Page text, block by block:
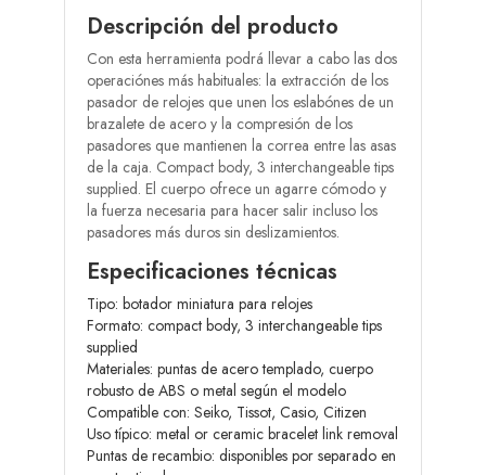
Descripción del producto
Con esta herramienta podrá llevar a cabo las dos
operaciónes más habituales: la extracción de los
pasador de relojes que unen los eslabónes de un
brazalete de acero y la compresión de los
pasadores que mantienen la correa entre las asas
de la caja. Compact body, 3 interchangeable tips
supplied. El cuerpo ofrece un agarre cómodo y
la fuerza necesaria para hacer salir incluso los
pasadores más duros sin deslizamientos.
Especificaciones técnicas
Tipo: botador miniatura para relojes
Formato: compact body, 3 interchangeable tips
supplied
Materiales: puntas de acero templado, cuerpo
robusto de ABS o metal según el modelo
Compatible con: Seiko, Tissot, Casio, Citizen
Uso típico: metal or ceramic bracelet link removal
Puntas de recambio: disponibles por separado en